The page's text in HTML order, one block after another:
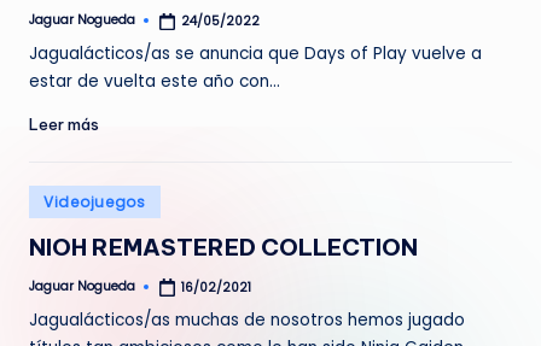
Publicado
Jaguar Nogueda 24/05/2022
Jagualácticos/as se anuncia que Days of Play vuelve a
estar de vuelta este año con…
Leer más
Publicado
en
Videojuegos
NIOH REMASTERED COLLECTION
Publicado
Jaguar Nogueda 16/02/2021
Jagualácticos/as muchas de nosotros hemos jugado